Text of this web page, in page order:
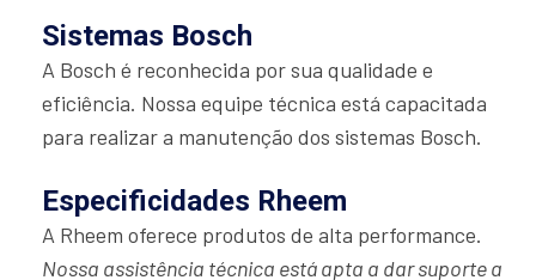
Sistemas Bosch
A Bosch é reconhecida por sua qualidade e
eficiência. Nossa equipe técnica está capacitada
para realizar a manutenção dos sistemas Bosch.
Especificidades Rheem
A Rheem oferece produtos de alta performance.
Nossa assistência técnica está apta a dar suporte a